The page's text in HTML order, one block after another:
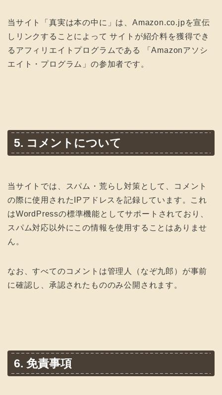
当サイト「真実は本の中に」は、Amazon.co.jpを宣伝
しリンクすることによって サイトが紹介料を獲得でき
るアフィリエイトプログラムである 「Amazonアソシ
エイト・プログラム」の参加者です。
5. コメントについて
当サイトでは、スパム・荒らし対策として、コメント
の際に使用されたIPアドレスを記録しています。これ
はWordPressの標準機能としてサポートされており、
スパム対応以外にこの情報を使用することはありませ
ん。
なお、すべてのコメントは管理人（なぞ九郎）が事前
に確認し、承認されたもののみ公開されます。
6. 免責事項